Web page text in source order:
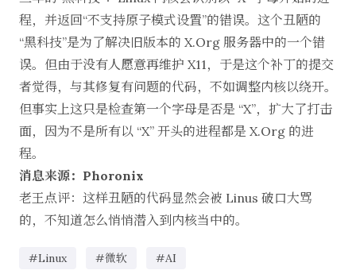
程，并返回“不支持原子模式设置”的错误。这个丑陋的
“黑科技”是为了解决旧版本的 X.Org 服务器中的一个错
误。但由于没有人愿意再维护 X11，于是这个补丁的提交
者觉得，与其修复有问题的代码，不如调整内核以绕开。
但事实上这只是检查第一个字母是否是 “X”，扩大了打击
面，因为不是所有以 “X” 开头的进程都是 X.Org 的进
程。
消息来源：Phoronix
老王点评：这样丑陋的代码显然会被 Linus 破口大骂
的，不知道怎么悄悄潜入到内核当中的。
#Linux #微软 #AI